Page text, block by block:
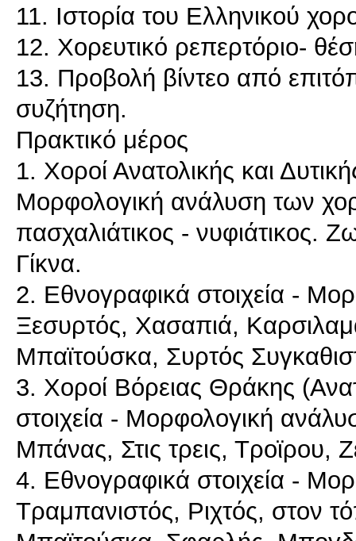
11. Ιστορία του Ελληνικού
12. Χορευτικό ρεπερτόριο-
13. Προβολή βίντεο από
συζήτηση.
Πρακτικό μέρος
1. Χοροί Ανατολικής και
Μορφολογική ανάλυση των
πασχαλιάτικος - νυφιάτικος.
Γίκνα.
2. Εθνογραφικά στοιχεία -
Ξεσυρτός, Χασαπιά,
Μπαϊτούσκα, Συρτός
3. Χοροί Βόρειας Θράκης
στοιχεία - Μορφολογική
Μπάνας, Στις τρεις, Τροϊρου,
4. Εθνογραφικά στοιχεία -
Τραμπανιστός, Ριχτός, στον